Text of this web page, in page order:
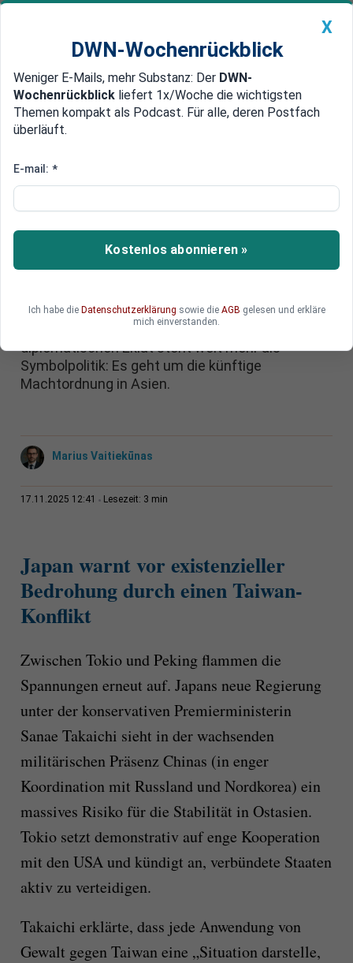
Newsticker MEIN DWN: Geldanlage Premium
Edelmetalle DWN-Magazin China
Ein diplomatischer Sturm
Grund: Taiwan
Japans neue Premierministerin Sanae Takaichi
stellt klar: Ein chinesischer Angriff auf Taiwan
Peking reagiert mit Drohungen, Hetze und
unmissverständlicher Kriegsrhetorik. Hinter dem
diplomatischen Eklat steht weit mehr als
Symbolpolitik: Es geht um die künftige
Machtordnung in Asien.
Marius Vaitiekūnas
17.11.2025 12:41 Lesezeit: 3 min
Japan warnt vor existenzieller
Bedrohung durch einen Taiwan-
Konflikt
Zwischen Tokio und Peking flammen die
Spannungen erneut auf. Japans neue Regierung
unter der konservativen Premierministerin
Sanae Takaichi sieht in der wachsenden
militärischen Präsenz Chinas (in enger
Koordination mit Russland und Nordkorea) ein
massives Risiko für die Stabilität in Ostasien.
Tokio setzt demonstrativ auf enge Kooperation
mit den USA und kündigt an, verbündete Staaten
aktiv zu verteidigen.
Takaichi erklärte, dass jede Anwendung von
Gewalt gegen Taiwan eine „Situation darstelle,
X
DWN-Wochenrückblick
Weniger E-Mails, mehr Substanz: Der DWN-
Wochenrückblick liefert 1x/Woche die wichtigsten
Themen kompakt als Podcast. Für alle, deren Postfach
überläuft.
E-mail: *
Kostenlos abonnieren »
Ich habe die Datenschutzerklärung sowie die AGB gelesen und erkläre
mich einverstanden.